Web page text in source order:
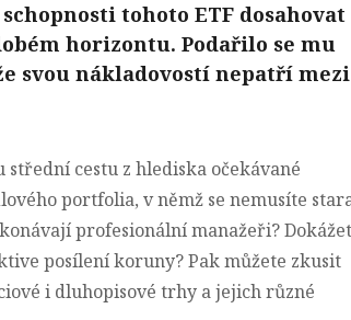
tohoto ETF dosahovat
horizontu. Podařilo se mu
svou nákladovostí nepatří mezi
cestu z hlediska očekávané
portfolia, v němž se nemusíte
profesionální manažeři?
posílení koruny? Pak můžete zkusit
i dluhopisové trhy a jejich různé